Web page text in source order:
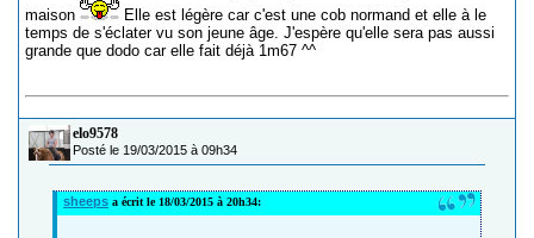
maison
Elle est légère car c'est une cob normand et elle à le
temps de s'éclater vu son jeune âge. J'espère qu'elle sera pas aussi
grande que dodo car elle fait déjà 1m67 ^^
elo9578
Posté le 19/03/2015 à 09h34
sheeps a écrit le 18/03/2015 à 20h34: